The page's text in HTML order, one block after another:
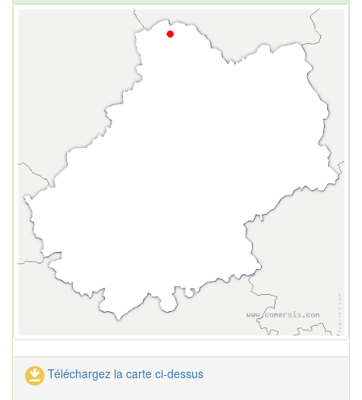
Téléchargez la carte ci-dessus